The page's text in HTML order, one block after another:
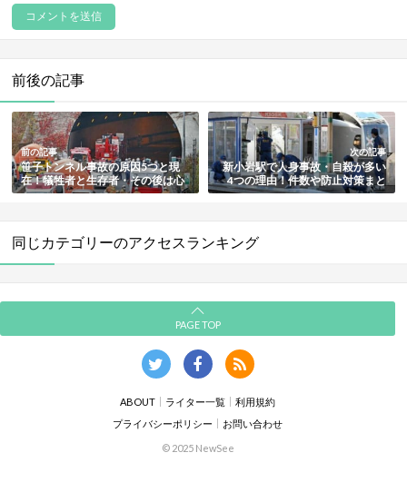
前後の記事
前の記事
笹子トンネル事故の原因5つと現
在！犠牲者と生存者・その後は心
霊スポットの噂まとめ
次の記事
新小岩駅で人身事故・自殺が多い
4つの理由！件数や防止対策まと
め
同じカテゴリーのアクセスランキング
PAGE TOP
ABOUT ライター一覧
利用規約
プライバシーポリシー
お問い合わせ
© 2025 NewSee